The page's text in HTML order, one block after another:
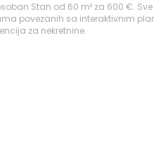
Stan od 60 m² za 600 €.
povezanih sa interaktivnim
za nekretnine.